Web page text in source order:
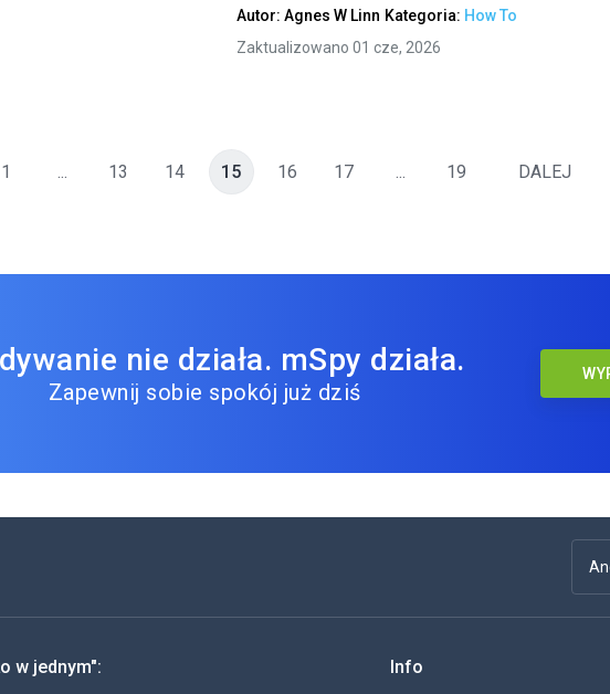
Autor: Agnes W Linn Kategoria: How To
Zaktualizowano 01 cze, 2026
1 ... 13 14 15 16 17 ... 19 DALEJ
nie działa. mSpy działa.
Zapewnij sobie spokój już dziś
w jednym":
Info